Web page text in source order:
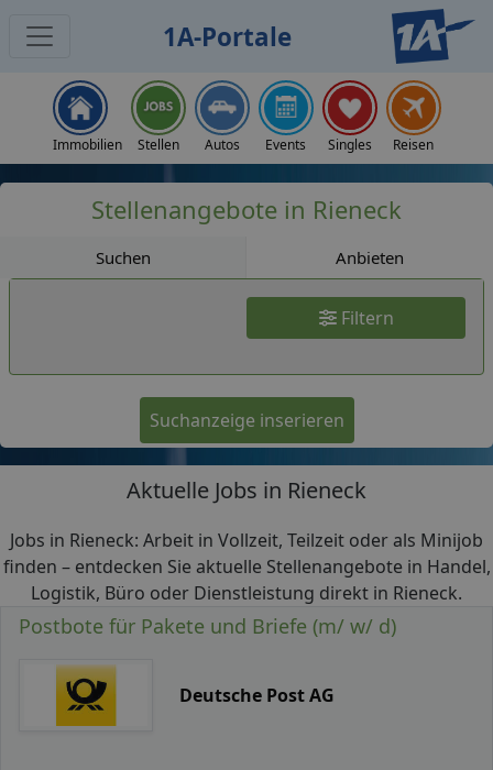
1A-Portale
Immobilien Stellen Autos Events Singles Reisen
Stellenangebote in Rieneck
Suchen Anbieten
Filtern
Suchanzeige inserieren
Aktuelle Jobs in Rieneck
Jobs in Rieneck: Arbeit in Vollzeit, Teilzeit oder als Minijob
finden – entdecken Sie aktuelle Stellenangebote in Handel,
Logistik, Büro oder Dienstleistung direkt in Rieneck.
Postbote für Pakete und Briefe (m/ w/ d)
Deutsche Post AG